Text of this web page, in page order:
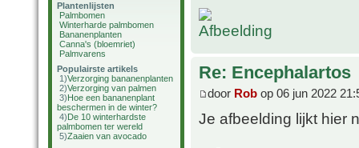
Plantenlijsten
Palmbomen
Winterharde palmbomen
Bananenplanten
Canna's (bloemriet)
Palmvarens
Populairste artikels
1)Verzorging bananenplanten
2)Verzorging van palmen
3)Hoe een bananenplant
beschermen in de winter?
4)De 10 winterhardste
palmbomen ter wereld
5)Zaaien van avocado
Re: Encephalartos
door Rob op 06 jun 2022
Je afbeelding lijkt hier